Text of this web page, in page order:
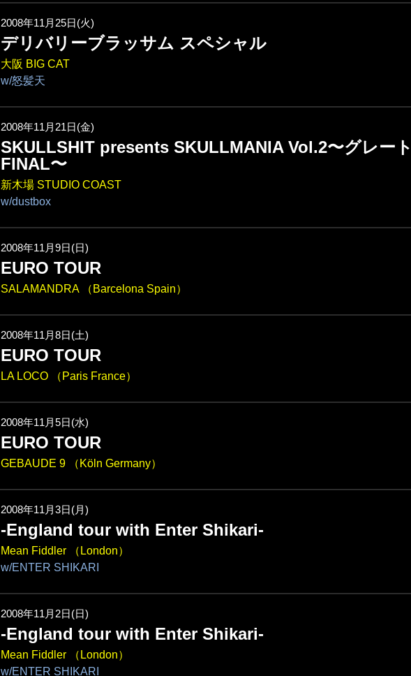
2008年11月25日(火)
デリバリーブラッサム スペシャル
大阪 BIG CAT
w/怒髪天
2008年11月21日(金)
SKULLSHIT presents SKULLMANIA Vol.2〜グレー
FINAL〜
新木場 STUDIO COAST
w/dustbox
2008年11月9日(日)
EURO TOUR
SALAMANDRA （Barcelona Spain）
2008年11月8日(土)
EURO TOUR
LA LOCO （Paris France）
2008年11月5日(水)
EURO TOUR
GEBAUDE 9 （Köln Germany）
2008年11月3日(月)
-England tour with Enter Shikari-
Mean Fiddler （London）
w/ENTER SHIKARI
2008年11月2日(日)
-England tour with Enter Shikari-
Mean Fiddler （London）
w/ENTER SHIKARI